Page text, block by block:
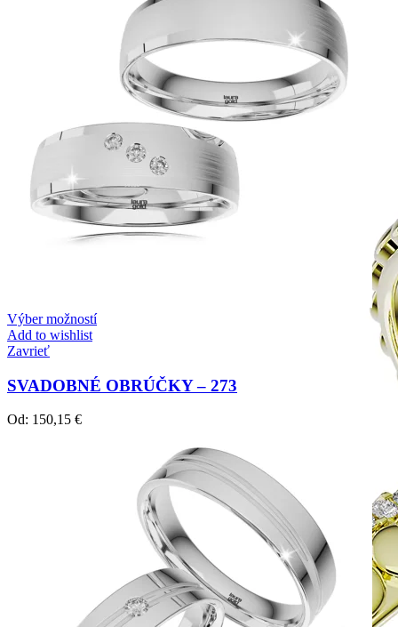
Harmónia klasiky a moderného dizajnu.
Výber možností
Add to wishlist
Zavrieť
SVADOBNÉ OBRÚČKY – 273
Od: 150,15 €